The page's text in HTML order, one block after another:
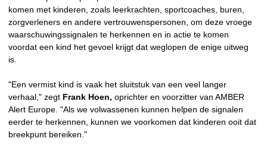
komen met kinderen, zoals leerkrachten, sportcoaches, buren,
zorgverleners en andere vertrouwenspersonen, om deze vroege
waarschuwingssignalen te herkennen en in actie te komen
voordat een kind het gevoel krijgt dat weglopen de enige uitweg
is.
"Een vermist kind is vaak het sluitstuk van een veel langer
verhaal," zegt Frank Hoen, oprichter en voorzitter van AMBER
Alert Europe. "Als we volwassenen kunnen helpen de signalen
eerder te herkennen, kunnen we voorkomen dat kinderen ooit dat
breekpunt bereiken."